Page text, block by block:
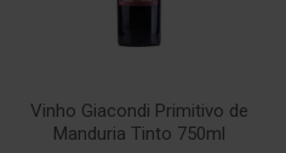
Vinho Giacondi Primitivo de
Manduria Tinto 750ml